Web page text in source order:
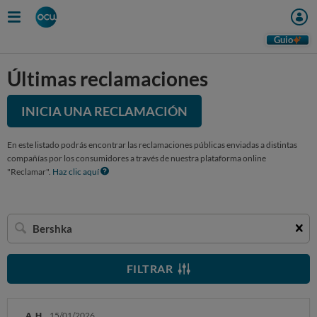
Guio
Últimas reclamaciones
INICIA UNA RECLAMACIÓN
En este listado podrás encontrar las reclamaciones públicas enviadas a distintas
compañías por los consumidores a través de nuestra plataforma online
"Reclamar". Haz clic aquí
Buscar
una
empresa
FILTRAR